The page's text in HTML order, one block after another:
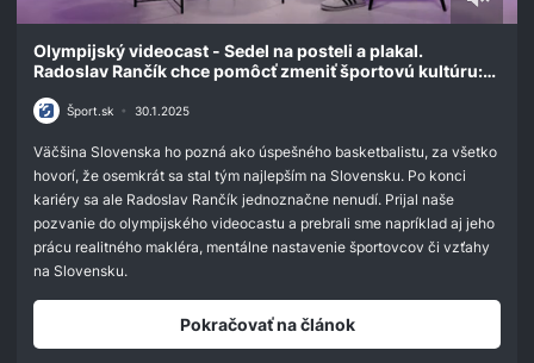
seconds
minutes,
seconds
Olympijský videocast - Sedel na posteli a plakal.
Radoslav Rančík chce pomôcť zmeniť športovú kultúru:
Šport.sk • 30.1.2025
Väčšina Slovenska ho pozná ako úspešného basketbalistu, za všetko
hovorí, že osemkrát sa stal tým najlepším na Slovensku. Po konci
kariéry sa ale Radoslav Rančík jednoznačne nenudí. Prijal naše
pozvanie do olympijského videocastu a prebrali sme napríklad aj jeho
prácu realitného makléra, mentálne nastavenie športovcov či vzťahy
na Slovensku.
Pokračovať na článok